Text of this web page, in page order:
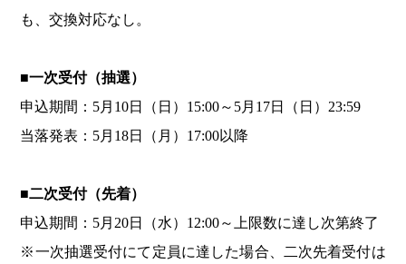
も、交換対応なし。
■一次受付（抽選）
申込期間：5月10日（日）15:00～5月17日（日）23:59
当落発表：5月18日（月）17:00以降
■二次受付（先着）
申込期間：5月20日（水）12:00～上限数に達し次第終了
※一次抽選受付にて定員に達した場合、二次先着受付は